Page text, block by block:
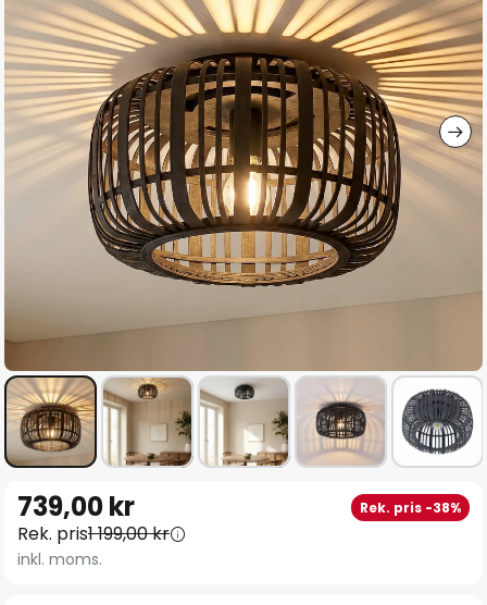
bildgalleriet
till
början
av
739,00 kr Rek. pris -38%
Rek. pris1 199,00 kr
inkl. moms.